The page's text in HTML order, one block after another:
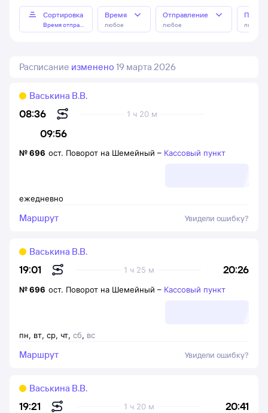
Сортировка
Время отправления
Время
любое
Отправление
любое любое
Расписание изменено 19 марта 2026
08:36
09:56
1 ч 20 м
Васькина В.В.
ежедневно
№696 ост. Поворот на Шемейный – Кассовый пункт
Маршрут Увидели ошибку?
19:01 20:26
1 ч 25 м
Васькина В.В.
пн, вт, ср, чт, сб, вс
№696 ост. Поворот на Шемейный – Кассовый пункт
Маршрут Увидели ошибку?
19:21 20:41
1 ч 20 м
Васькина В.В.